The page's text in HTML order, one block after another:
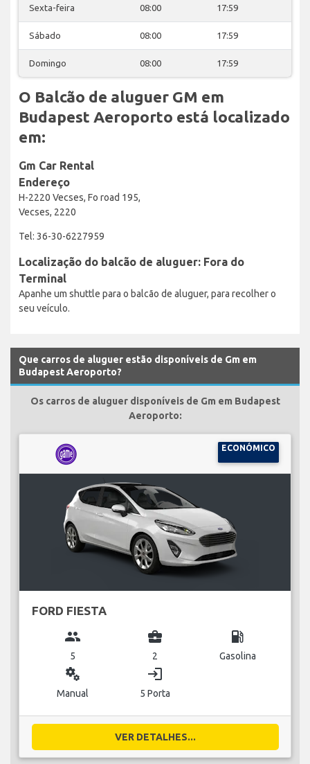
Sexta-feira 08:00 17:59
Sábado 08:00 17:59
Domingo 08:00 17:59
O Balcão de aluguer GM em
Budapest Aeroporto está localizado
em:
Gm Car Rental
Endereço
H-2220 Vecses, Fo road 195,
Vecses, 2220
Tel: 36-30-6227959
Localização do balcão de aluguer: Fora do
Terminal
Apanhe um shuttle para o balcão de aluguer, para recolher o
seu veículo.
Que carros de aluguer estão disponíveis de Gm em
Budapest Aeroporto?
Os carros de aluguer disponíveis de Gm em Budapest
Aeroporto:
ECONÓMICO
FORD FIESTA
group
5
business_center
2
local_gas_station
Gasolina
miscellaneous_services
Manual
login
5 Porta
VER DETALHES...